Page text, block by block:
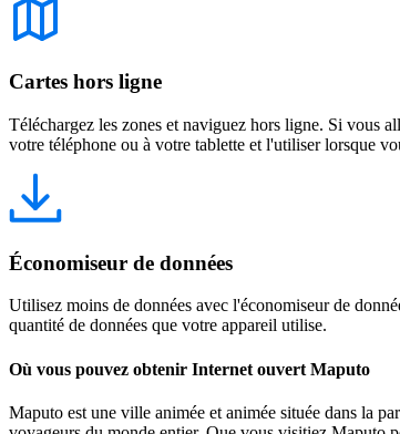
Cartes hors ligne
Téléchargez les zones et naviguez hors ligne. Si vous
votre téléphone ou à votre tablette et l'utiliser lorsque
Économiseur de données
Utilisez moins de données avec l'économiseur de
quantité de données que votre appareil utilise.
Où vous pouvez obtenir Internet ouvert Maputo
Maputo est une ville animée et animée située dans la